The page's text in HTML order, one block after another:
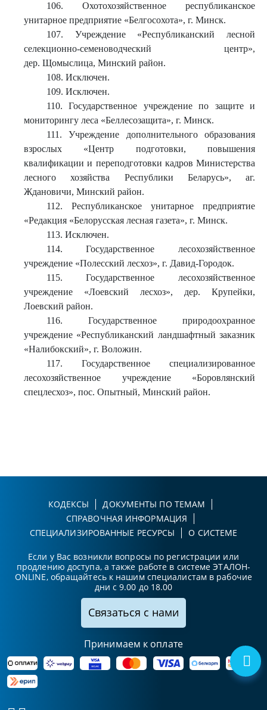
106. Охотохозяйственное республиканское
унитарное предприятие «Белгосохота», г. Минск.
107. Учреждение «Республиканский лесной
селекционно-семеноводческий центр»,
дер. Щомыслица, Минский район.
108. Исключен.
109. Исключен.
110. Государственное учреждение по защите и
мониторингу леса «Беллесозащита», г. Минск.
111. Учреждение дополнительного образования
взрослых «Центр подготовки, повышения
квалификации и переподготовки кадров Министерства
лесного хозяйства Республики Беларусь», аг.
Ждановичи, Минский район.
112. Республиканское унитарное предприятие
«Редакция «Белорусская лесная газета», г. Минск.
113. Исключен.
114. Государственное лесохозяйственное
учреждение «Полесский лесхоз», г. Давид-Городок.
115. Государственное лесохозяйственное
учреждение «Лоевский лесхоз», дер. Крупейки,
Лоевский район.
116. Государственное природоохранное
учреждение «Республиканский ландшафтный заказник
«Налибокский», г. Воложин.
117. Государственное специализированное
лесохозяйственное учреждение «Боровлянский
спецлесхоз», пос. Опытный, Минский район.
КОДЕКСЫ
ДОКУМЕНТЫ ПО ТЕМАМ
СПРАВОЧНАЯ ИНФОРМАЦИЯ
СПЕЦИАЛИЗИРОВАННЫЕ РЕСУРСЫ
О СИСТЕМЕ
Если у Вас возникли вопросы по регистрации или
продлению доступа, а также работе в системе ЭТАЛОН-
ONLINE, обращайтесь к нашим специалистам в рабочие
дни с 9.00 до 18.00
Связаться с нами
Принимаем к оплате